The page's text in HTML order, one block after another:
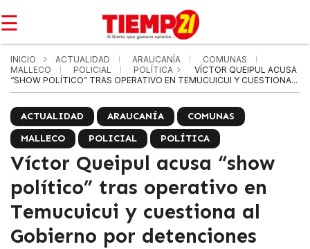
☰
INICIO ACTUALIDAD ARAUCANÍA
COMUNAS
MALLECO
POLICIAL POLÍTICA
VÍCTOR QUEIPUL ACUSA
“SHOW POLÍTICO” TRAS OPERATIVO EN TEMUCUICUI Y CUESTIONA...
ACTUALIDAD ARAUCANÍA
COMUNAS
MALLECO
POLICIAL POLÍTICA
Víctor Queipul acusa “show
político” tras operativo en
Temucuicui y cuestiona al
Gobierno por detenciones